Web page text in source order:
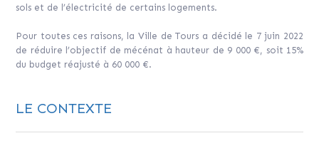
sols et de l’électricité de certains logements.
Pour toutes ces raisons, la Ville de Tours a décidé le 7 juin 2022
de réduire l’objectif de mécénat à hauteur de 9 000 €, soit 15%
du budget réajusté à 60 000 €.
LE CONTEXTE